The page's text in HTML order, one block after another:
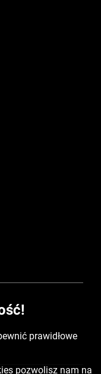
prawidłowe
pozwolisz nam na